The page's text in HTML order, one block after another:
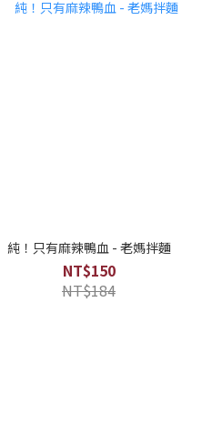
純！只有麻辣鴨血 - 老媽拌麵
NT$150
NT$184